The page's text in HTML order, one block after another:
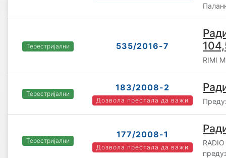
Терестријални 535/2016-7
RIMI
Терестријални
183/2008-2
Дозвола престала да важи
Терестријални
177/2008-1
Дозвола престала да важи